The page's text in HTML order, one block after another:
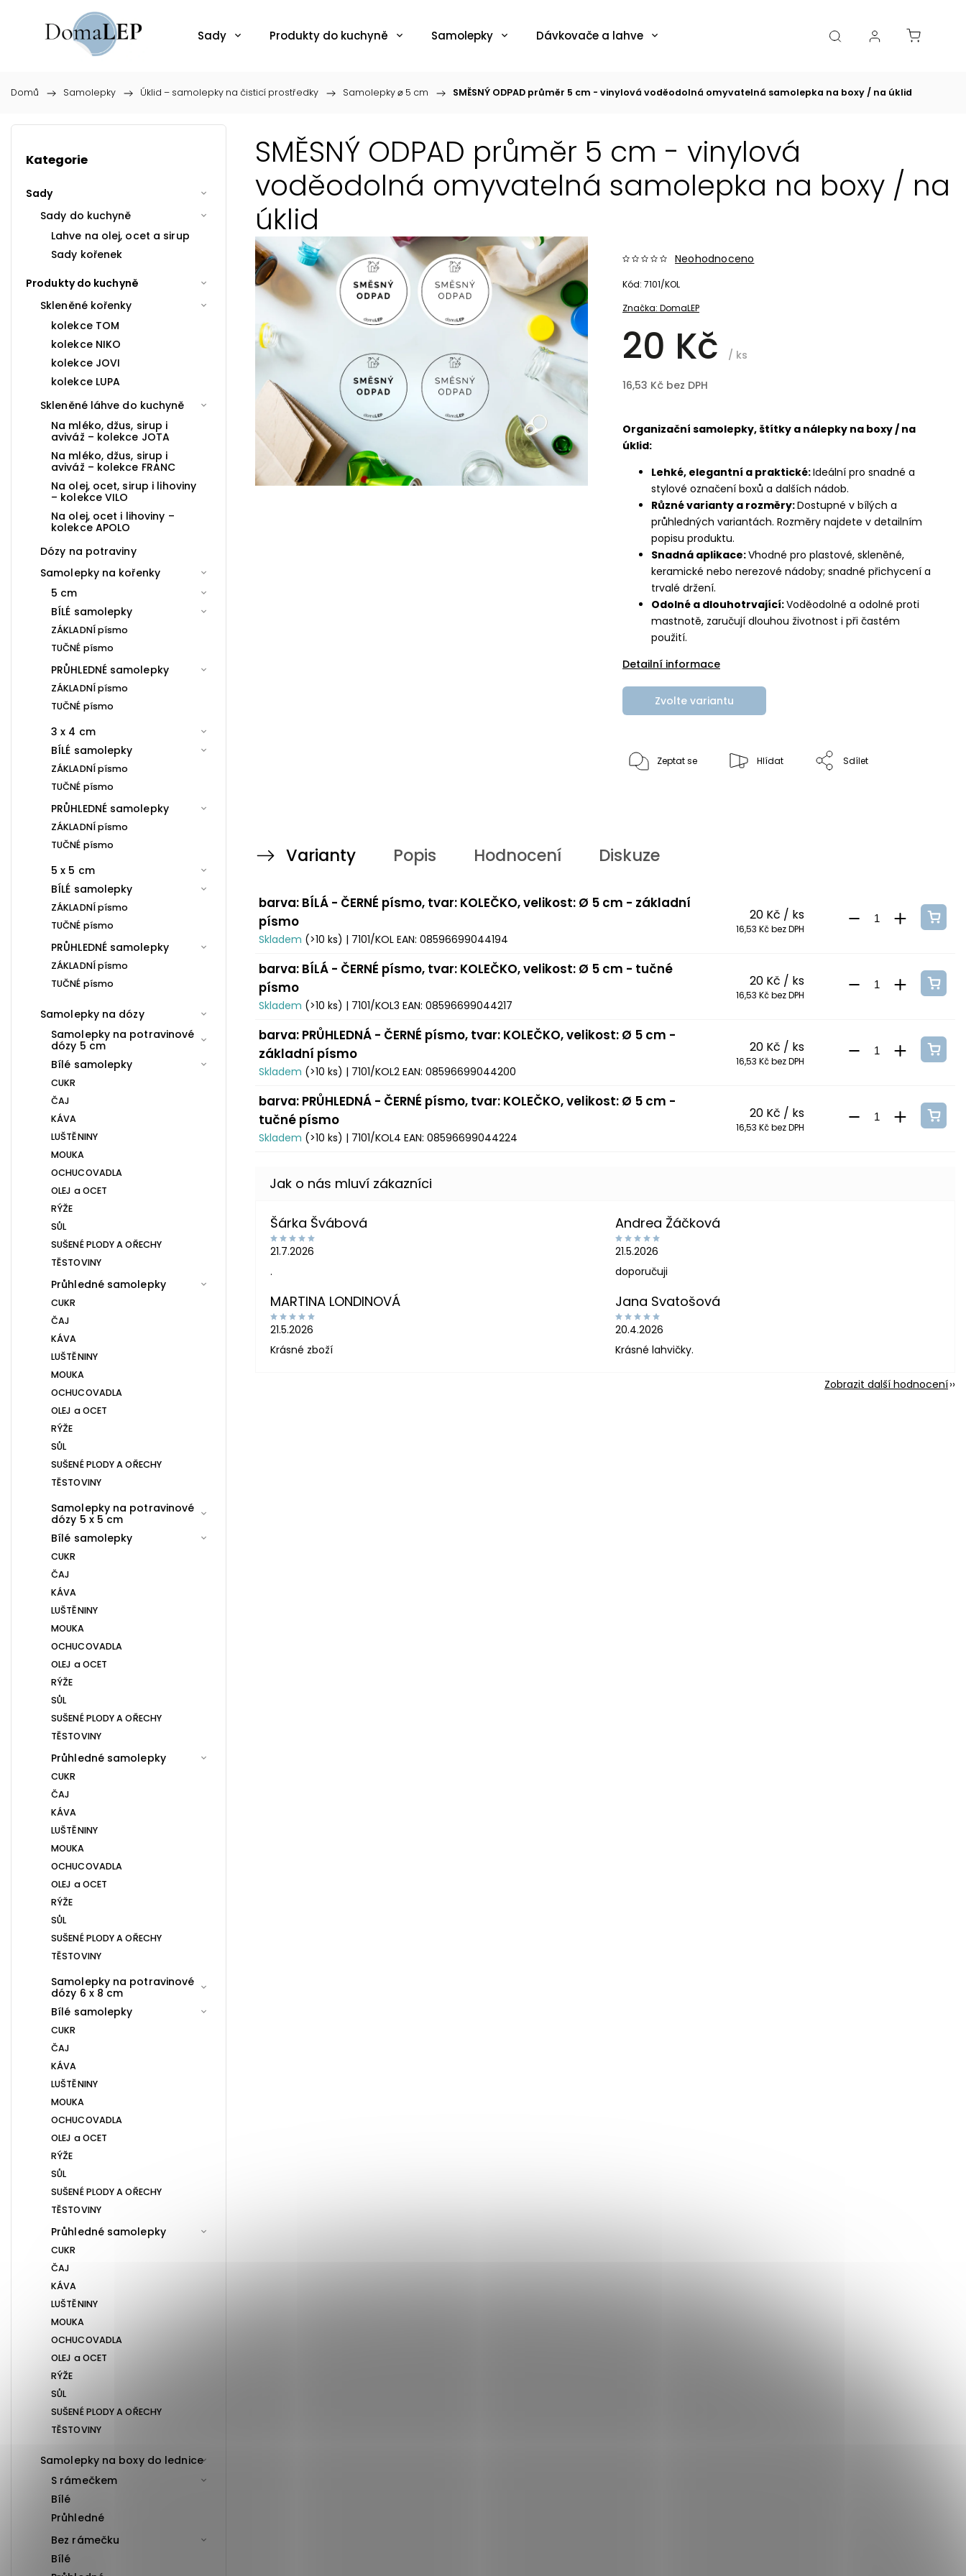
Sady Produkty do kuchyně Samolepky Dávkovače a lahve Boxy, dózy, kořenky, skleničky Akce
Domů / Samolepky / Úklid – samolepky na čisticí prostředky / Samolepky ⌀ 5 cm / SMĚSNÝ ODPAD průměr 5 cm - vinylová voděodolná omyvatelná samolepka na boxy / na úklid
Kategorie
Sady
Sady do kuchyně
Lahve na olej, ocet a sirup
Sady kořenek
Produkty do kuchyně
Skleněné kořenky
kolekce TOM
kolekce NIKO
kolekce JOVI
kolekce LUPA
Skleněné láhve do kuchyně
Na mléko, džus, sirup i
aviváž – kolekce JOTA
Na mléko, džus, sirup i
aviváž – kolekce FRANC
Na olej, ocet, sirup i lihoviny
– kolekce VILO
Na olej, ocet i lihoviny –
kolekce APOLO
Dózy na potraviny
Samolepky na kořenky
5 cm
BÍLÉ samolepky
ZÁKLADNÍ písmo
TUČNÉ písmo
PRŮHLEDNÉ samolepky
ZÁKLADNÍ písmo
TUČNÉ písmo
3 x 4 cm
BÍLÉ samolepky
ZÁKLADNÍ písmo
TUČNÉ písmo
PRŮHLEDNÉ samolepky
ZÁKLADNÍ písmo
TUČNÉ písmo
5 x 5 cm
BÍLÉ samolepky
ZÁKLADNÍ písmo
TUČNÉ písmo
PRŮHLEDNÉ samolepky
ZÁKLADNÍ písmo
TUČNÉ písmo
Samolepky na dózy
Samolepky na potravinové
dózy 5 cm
Bílé samolepky
CUKR
ČAJ
KÁVA
LUŠTĚNINY
MOUKA
OCHUCOVADLA
OLEJ a OCET
RÝŽE
SŮL
SUŠENÉ PLODY A OŘECHY
TĚSTOVINY
Průhledné samolepky
CUKR
ČAJ
KÁVA
LUŠTĚNINY
MOUKA
OCHUCOVADLA
OLEJ a OCET
RÝŽE
SŮL
SUŠENÉ PLODY A OŘECHY
TĚSTOVINY
Samolepky na potravinové
dózy 5 x 5 cm
Bílé samolepky
CUKR
ČAJ
KÁVA
LUŠTĚNINY
MOUKA
OCHUCOVADLA
OLEJ a OCET
RÝŽE
SŮL
SUŠENÉ PLODY A OŘECHY
TĚSTOVINY
Průhledné samolepky
CUKR
ČAJ
KÁVA
LUŠTĚNINY
MOUKA
OCHUCOVADLA
OLEJ a OCET
RÝŽE
SŮL
SUŠENÉ PLODY A OŘECHY
TĚSTOVINY
Samolepky na potravinové
dózy 6 x 8 cm
Bílé samolepky
CUKR
ČAJ
KÁVA
LUŠTĚNINY
MOUKA
OCHUCOVADLA
OLEJ a OCET
RÝŽE
SŮL
SUŠENÉ PLODY A OŘECHY
TĚSTOVINY
Průhledné samolepky
CUKR
ČAJ
KÁVA
LUŠTĚNINY
MOUKA
OCHUCOVADLA
OLEJ a OCET
RÝŽE
SŮL
SUŠENÉ PLODY A OŘECHY
TĚSTOVINY
Samolepky na boxy do lednice
S rámečkem
Bílé
Průhledné
Bez rámečku
Bílé
SMĚSNÝ ODPAD průměr 5 cm - vinylová
voděodolná omyvatelná samolepka na boxy / na
úklid
Značka: DomaLEP
Neohodnoceno
20 Kč / ks
16,53 Kč bez DPH
Kód: 7101/KOL
Organizační samolepky, štítky a nálepky na boxy / na
úklid:
Lehké, elegantní a praktické:Ideální pro snadné a
stylové označení boxů a dalších nádob.
Různé varianty a rozměry:Dostupné v bílých a
průhledných variantách. Rozměry najdete v detailním
popisu produktu.
Snadná aplikace:Vhodné pro plastové, skleněné,
keramické nebo nerezové nádoby; snadné přichycení a
trvalé držení.
Odolné a dlouhotrvající:Voděodolné a odolné proti
mastnotě, zaručují dlouhou životnost i při častém
použití.
Detailní informace
Zvolte variantu
Zeptat se Hlídat Sdílet
Varianty Popis Hodnocení Diskuze
barva: BÍLÁ - ČERNÉ písmo, tvar: KOLEČKO, velikost: Ø 5 cm - základní
písmo
Skladem (>10 ks) | 7101/KOL EAN: 08596699044194
20 Kč / ks
16,53 Kč bez DPH
barva: BÍLÁ - ČERNÉ písmo, tvar: KOLEČKO, velikost: Ø 5 cm - tučné
písmo
Skladem (>10 ks) | 7101/KOL3 EAN: 08596699044217
20 Kč / ks
16,53 Kč bez DPH
barva: PRŮHLEDNÁ - ČERNÉ písmo, tvar: KOLEČKO, velikost: Ø 5 cm -
základní písmo
Skladem (>10 ks) | 7101/KOL2 EAN: 08596699044200
20 Kč / ks
16,53 Kč bez DPH
barva: PRŮHLEDNÁ - ČERNÉ písmo, tvar: KOLEČKO, velikost: Ø 5 cm -
tučné písmo
Skladem (>10 ks) | 7101/KOL4 EAN: 08596699044224
20 Kč / ks
16,53 Kč bez DPH
Šárka Švábová
21.7.2026
.
Andrea Žáčková
21.5.2026
doporučuji
MARTINA LONDINOVÁ
21.5.2026
Krásné zboží
Jana Svatošová
20.4.2026
Krásné lahvičky.
Zobrazit další hodnocení